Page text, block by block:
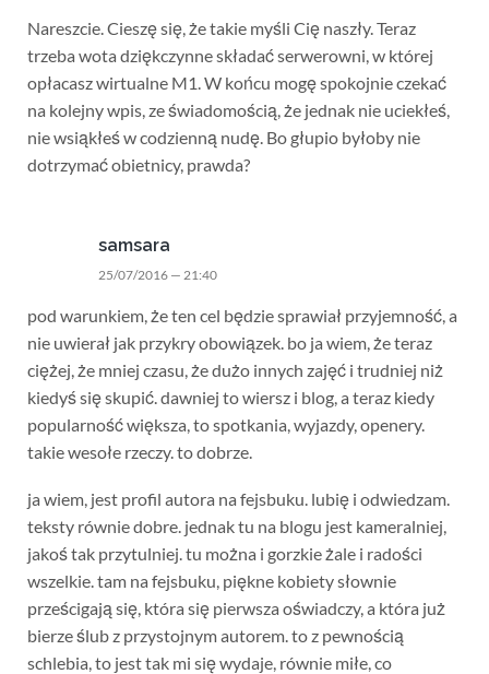
Nareszcie. Cieszę się, że takie myśli Cię naszły. Teraz
trzeba wota dziękczynne składać serwerowni, w której
opłacasz wirtualne M1. W końcu mogę spokojnie czekać
na kolejny wpis, ze świadomością, że jednak nie uciekłeś,
nie wsiąkłeś w codzienną nudę. Bo głupio byłoby nie
dotrzymać obietnicy, prawda?
samsara
25/07/2016 — 21:40
pod warunkiem, że ten cel będzie sprawiał przyjemność, a
nie uwierał jak przykry obowiązek. bo ja wiem, że teraz
ciężej, że mniej czasu, że dużo innych zajęć i trudniej niż
kiedyś się skupić. dawniej to wiersz i blog, a teraz kiedy
popularność większa, to spotkania, wyjazdy, openery.
takie wesołe rzeczy. to dobrze.
ja wiem, jest profil autora na fejsbuku. lubię i odwiedzam.
teksty równie dobre. jednak tu na blogu jest kameralniej,
jakoś tak przytulniej. tu można i gorzkie żale i radości
wszelkie. tam na fejsbuku, piękne kobiety słownie
prześcigają się, która się pierwsza oświadczy, a która już
bierze ślub z przystojnym autorem. to z pewnością
schlebia, to jest tak mi się wydaje, równie miłe, co